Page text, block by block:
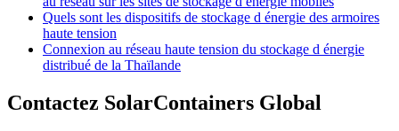
Quels sont les dispositifs de stockage d énergie des armoires
haute tension
Connexion au réseau haute tension du stockage d énergie
distribué de la Thaïlande
Contactez SolarContainers Global